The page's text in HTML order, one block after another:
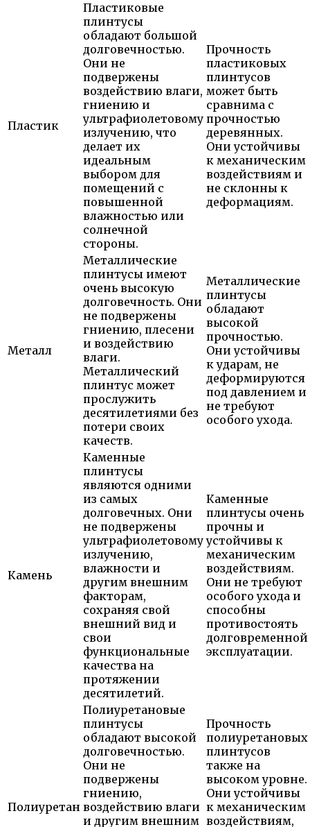
Пластик
Пластиковые
плинтусы
обладают большой
долговечностью.
Они не
подвержены
воздействию влаги,
гниению и
ультрафиолетовому
излучению, что
делает их
идеальным
выбором для
помещений с
повышенной
влажностью или
солнечной
стороны.
Прочность
пластиковых
плинтусов
может быть
сравнима с
прочностью
деревянных.
Они устойчивы
к механическим
воздействиям и
не склонны к
деформациям.
Металл
Металлические
плинтусы имеют
очень высокую
долговечность. Они
не подвержены
гниению, плесени
и воздействию
влаги.
Металлический
плинтус может
прослужить
десятилетиями без
потери своих
качеств.
Металлические
плинтусы
обладают
высокой
прочностью.
Они устойчивы
к ударам, не
деформируются
под давлением и
не требуют
особого ухода.
Камень
Каменные
плинтусы
являются одними
из самых
долговечных. Они
не подвержены
ультрафиолетовому
излучению,
влажности и
другим внешним
факторам,
сохраняя свой
внешний вид и
свои
функциональные
качества на
протяжении
десятилетий.
Каменные
плинтусы очень
прочны и
устойчивы к
механическим
воздействиям.
Они не требуют
особого ухода и
способны
противостоять
долговременной
эксплуатации.
Полиуретан
Полиуретановые
плинтусы
обладают высокой
долговечностью.
Они не
подвержены
гниению,
воздействию влаги
и другим внешним
Прочность
полиуретановых
плинтусов
также на
высоком уровне.
Они устойчивы
к механическим
воздействиям,